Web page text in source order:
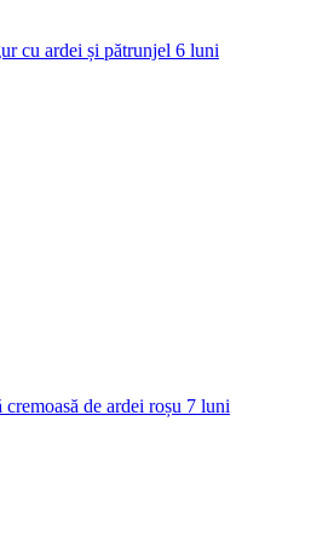
cu ardei și pătrunjel 6 luni
cremoasă de ardei roșu 7 luni